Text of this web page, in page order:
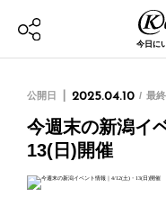
今日に
公開日 2025.04.10 最
今週末の新潟イ
13(日)開催